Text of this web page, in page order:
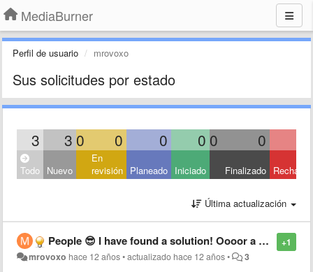
MediaBurner
Perfil de usuario mrovoxo
Sus solicitudes por estado
3 3 0 0 0 0 0 0
Todo Nuevo
En
revisión Planeado Iniciado Finalizado
Última actualización
+1
People 😎 I have found a solution! Oooor a different option I must say! Go to your AppStore, look up "Video download - music video player downloader" It should be the 1st option, the Publisher is "XU YI PING." It shouldn't be hard to find peeps!
mrovoxo hace 12 años•actualizado hace 12 años• 3